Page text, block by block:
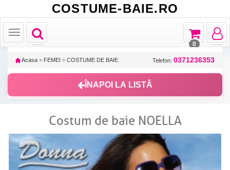
COSTUME-BAIE.RO
Toggle
navigation
Toggle
navigation
Toggle
Toggle
navigation
0
Acasa » FEMEI » COSTUME DE BAIE Telefon: 0371236353
ÎNAPOI LA LISTĂ
Costum de baie NOELLA